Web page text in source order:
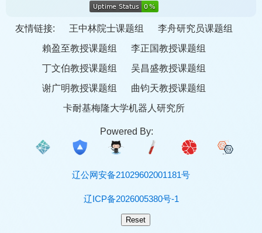
友情链接: 王中林院士课题组
李舟研究员课题组
賴盈至教授课题组
李正国教授课题组
丁文伯教授课题组
吴昌盛教授课题组
谢广明教授课题组
曲钧天教授课题组
卡耐基梅隆大学机器人研究所
Powered By:
辽公网安备21029602001181号
辽ICP备2026005380号-1
Reset